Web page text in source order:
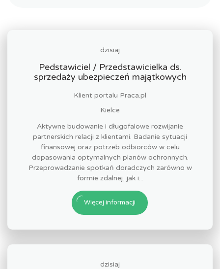
dzisiaj
Pedstawiciel / Przedstawicielka ds.
sprzedaży ubezpieczeń majątkowych
Klient portalu Praca.pl
Kielce
Aktywne budowanie i długofalowe rozwijanie
partnerskich relacji z klientami. Badanie sytuacji
finansowej oraz potrzeb odbiorców w celu
dopasowania optymalnych planów ochronnych.
Przeprowadzanie spotkań doradczych zarówno w
formie zdalnej, jak i...
Więcej informacji
dzisiaj